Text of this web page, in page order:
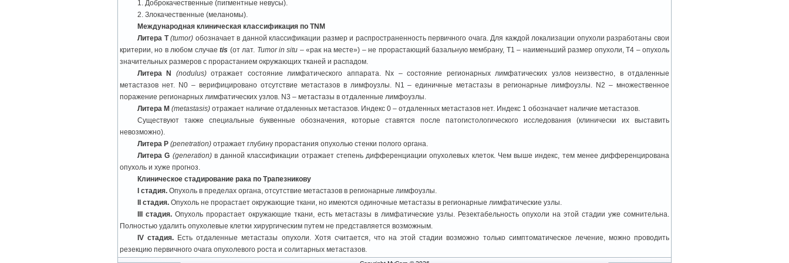
1. Доброкачественные (пигментные невусы).
2. Злокачественные (меланомы).
Международная клиническая классификация по TNM
Литера Т(tumor) обозначает в данной классификации размер и распространенность первичного очага. Для каждой локализации опухоли разработаны свои
критерии, но в любом случаеtis (от лат. Tumor in situ – «рак на месте») – не прорастающий базальную мембрану, Т1 – наименьший размер опухоли, Т4 – опухоль
значительных размеров с прорастанием окружающих тканей и распадом.
Литера N (nodulus)отражает состояние лимфатического аппарата. Nx – состояние регионарных лимфатических узлов неизвестно, в отдаленные
метастазов нет. N0 – верифицировано отсутствие метастазов в лимфоузлы. N1 – единичные метастазы в регионарные лимфоузлы. N2 – множественное
поражение регионарных лимфатических узлов. N3 – метастазы в отдаленные лимфоузлы.
Литера М (metastasis) отражает наличие отдаленных метастазов. Индекс 0 – отдаленных метастазов нет. Индекс 1 обозначает наличие метастазов.
Существуют также специальные буквенные обозначения, которые ставятся после патогистологического исследования (клинически их выставить
невозможно).
Литера Р (penetration) отражает глубину прорастания опухолью стенки полого органа.
Литера G (generation) в данной классификации отражает степень дифференциации опухолевых клеток. Чем выше индекс, тем менее дифференцирована
опухоль и хуже прогноз.
Клиническое стадирование рака по Трапезникову
I стадия. Опухоль в пределах органа, отсутствие метастазов в регионарные лимфоузлы.
II стадия. Опухоль не прорастает окружающие ткани, но имеются одиночные метастазы в регионарные лимфатические узлы.
III стадия. Опухоль прорастает окружающие ткани, есть метастазы в лимфатические узлы. Резектабельность опухоли на этой стадии уже сомнительна.
Полностью удалить опухолевые клетки хирургическим путем не представляется возможным.
IV стадия. Есть отдаленные метастазы опухоли. Хотя считается, что на этой стадии возможно только симптоматическое лечение, можно проводить
резекцию первичного очага опухолевого роста и солитарных метастазов.